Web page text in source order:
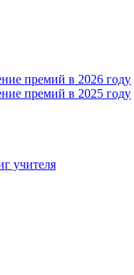
премий в 2026 году
премий в 2025 году
учителя